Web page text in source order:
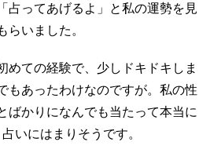
占ってあげるよ」と私の運勢を見
らいました。
めての経験で、少しドキドキしま
もあったわけなのですが。私の性
ばかりになんでも当たって本当に
いにはまりそうです。